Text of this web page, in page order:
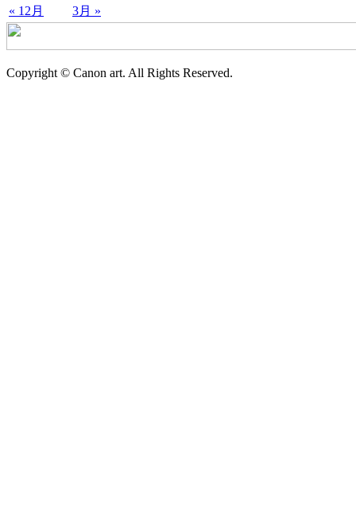
« 12月 3月 »
Copyright © Canon art. All Rights Reserved.